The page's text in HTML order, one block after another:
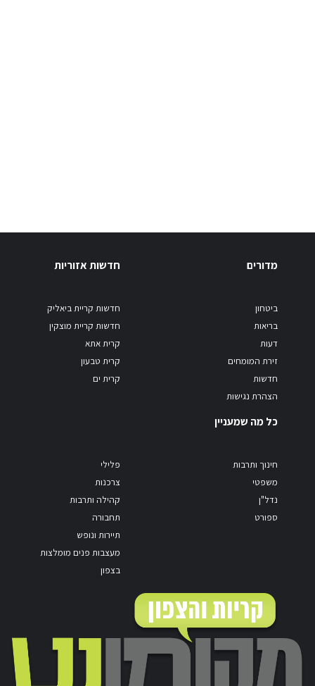
מדורים
ביטחון
בריאות
דעות
זירת המומחים
חדשות
הצהרת נגישות
חדשות אזוריות
חדשות קריית ביאליק
חדשות קריית מוצקין
קרית אתא
קרית טבעון
קרית ים
כל מה שמעניין
חינוך ותרבות
משפטי
נדל"ן
ספורט
פלילי
צרכנות
קהילה ותרבות
תחבורה
תיירות ונופש
מעצבות פנים מומלצות
בצפון